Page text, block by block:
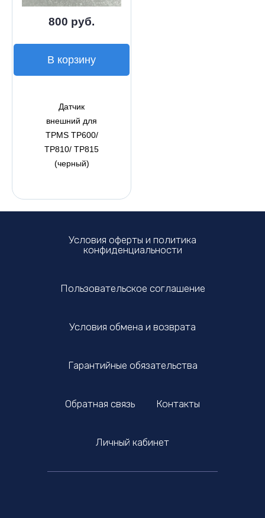
800 руб.
В корзину
Датчик
внешний для
TPMS TP600/
TP810/ TP815
(черный)
Условия оферты и политика
конфиденциальности
Пользовательское соглашение
Условия обмена и возврата
Гарантийные обязательства
Обратная связь Контакты
Личный кабинет